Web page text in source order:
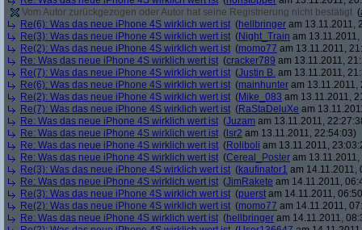
Vom Autor zurückgezogen oder Autor hat seine Registrierung nicht bestätigt (
Re(6): Was das neue iPhone 4S wirklich wert ist (hellbringer am 13.11.2011,
Re(3): Was das neue iPhone 4S wirklich wert ist (Night_Train am
Re(2): Was das neue iPhone 4S wirklich wert ist (momo77 am 13.11.2011,
Re: Was das neue iPhone 4S wirklich wert ist (cracker789 am 13.11.2011,
Re(7): Was das neue iPhone 4S wirklich wert ist (Justin B. am 13.11.2011,
Re(6): Was das neue iPhone 4S wirklich wert ist (mainhunter am 13.11.2011,
Re(2): Was das neue iPhone 4S wirklich wert ist (Mike_083 am 13.11.2011,
Re(7): Was das neue iPhone 4S wirklich wert ist (RaStaDeluXe am
Re: Was das neue iPhone 4S wirklich wert ist (Juzam am 13.11.2011,
Re: Was das neue iPhone 4S wirklich wert ist ( lsr2 am 13.11.2011, 22:54:03)
Re: Was das neue iPhone 4S wirklich wert ist (Roliboli am 13.11.2011,
Re: Was das neue iPhone 4S wirklich wert ist (Cereal_Poster am
Re(3): Was das neue iPhone 4S wirklich wert ist (kaufinator1 am 14.11.2011,
Re: Was das neue iPhone 4S wirklich wert ist (JimRakete am 14.11.2011,
Re(3): Was das neue iPhone 4S wirklich wert ist (puerst am 14.11.2011,
Re(2): Was das neue iPhone 4S wirklich wert ist (momo77 am 14.11.2011,
Re: Was das neue iPhone 4S wirklich wert ist (hellbringer am 14.11.2011,